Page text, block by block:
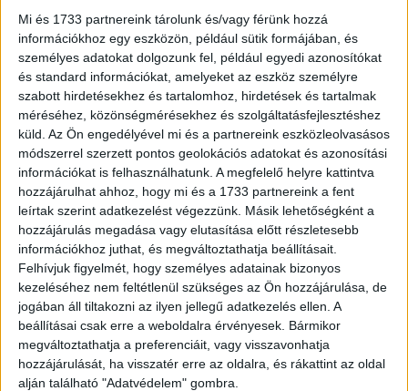
Mi és 1733 partnereink tárolunk és/vagy férünk hozzá
információkhoz egy eszközön, például sütik formájában, és
személyes adatokat dolgozunk fel, például egyedi azonosítókat
és standard információkat, amelyeket az eszköz személyre
szabott hirdetésekhez és tartalomhoz, hirdetések és tartalmak
méréséhez, közönségmérésekhez és szolgáltatásfejlesztéshez
küld. Az Ön engedélyével mi és a partnereink eszközleolvasásos
módszerrel szerzett pontos geolokációs adatokat és azonosítási
információkat is felhasználhatunk. A megfelelő helyre kattintva
hozzájárulhat ahhoz, hogy mi és a 1733 partnereink a fent
leírtak szerint adatkezelést végezzünk. Másik lehetőségként a
hozzájárulás megadása vagy elutasítása előtt részletesebb
információkhoz juthat, és megváltoztathatja beállításait.
Felhívjuk figyelmét, hogy személyes adatainak bizonyos
kezeléséhez nem feltétlenül szükséges az Ön hozzájárulása, de
jogában áll tiltakozni az ilyen jellegű adatkezelés ellen. A
beállításai csak erre a weboldalra érvényesek. Bármikor
megváltoztathatja a preferenciáit, vagy visszavonhatja
hozzájárulását, ha visszatér erre az oldalra, és rákattint az oldal
alján található "Adatvédelem" gombra.
Másnap kap egy csomó levelet, mindegyikben ez
áll: